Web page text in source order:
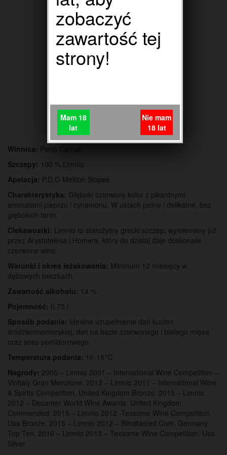
Wytrawne >> Słodkie >>
Winnica: Porto Carras
Szczepy: 100 % Limnio
Apelacja: P.D.O Meliton Slopes
Charakterystyka: Głęboki czerwony kolor z pikantnymi
aromatami pieprzu i cynamonu, W ustach pełne i delikatne, bez
głębokich tanin.
Ciekawostki: Limnio to starożytny grecki szczep, wymieniany już
przez Arystotelesa i Homera, który do dzisiaj daje doskonałe
czerwone wino.
Warunki i okres leżakowania: Minimum 12 miesięcy w
dębowych beczkach.
Zawartość alkoholu: 14 %
Pojemność: 0,75 l
Sposób podania: Idealne uzupełnienie dań kuchni
śródziemnomorskiej, dań na bazie czerwonego i białego mięsa
oraz sosu pomidorowego.
Temperatura podania: 16-18°C
Nagrody: 2005 – Limnio 2001 – International Wine Competition –
Vinitaly Gran Menzione, 2013 – Limnio 2011 – International Wine
& Spirits Competition, United Kingdom Bronze, 2015 – Limnio
2012 – Decanter World Wine Awards, United Kingdom
Commended, 2015 – Limnio 2012 -Texsome Wine Competition,
Usa Bronze, 2015 – Limnio 2012 – Blindtasted.Com, Germany
Top Ten, 2016 – Limnio 2013 – Texsome Wine Competition, Usa
Silver
zobaczyć
zawartość tej
strony!
Mam 18
lat
Nie mam
18 lat